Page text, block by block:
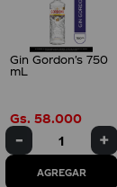
Gin Gordon's 750
mL
Gs. 58.000
AGREGAR